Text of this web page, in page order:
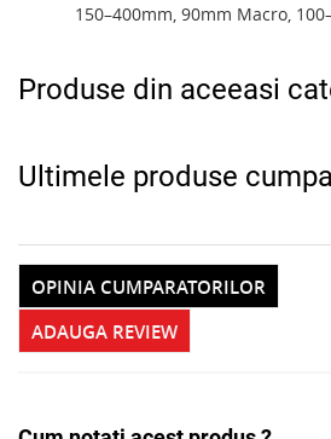
150–400mm, 90mm Macro,
Produse din aceeasi
Ultimele produse
ADAUGA REVIEW
OPINIA CUMPARATORILOR